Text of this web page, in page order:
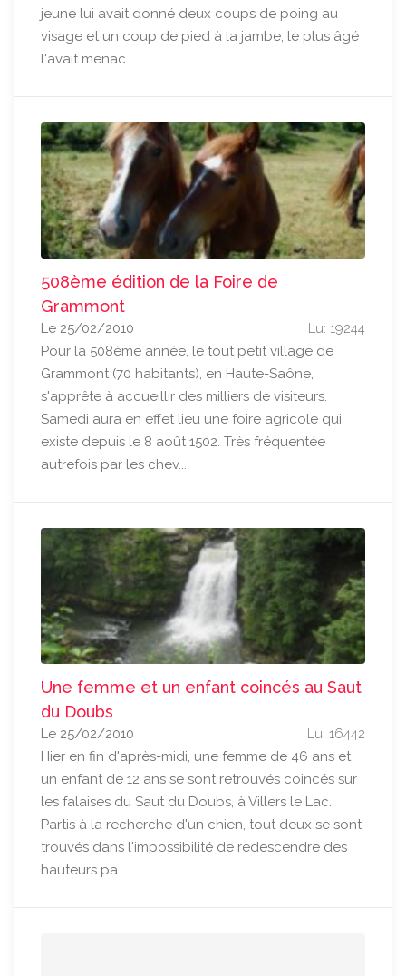
jeune lui avait donné deux coups de poing au
visage et un coup de pied à la jambe, le plus âgé
l'avait menac...
508ème édition de la Foire de
Grammont
Lu: 19244
Le 25/02/2010
Pour la 508ème année, le tout petit village de
Grammont (70 habitants), en Haute-Saône,
s'apprête à accueillir des milliers de visiteurs.
Samedi aura en effet lieu une foire agricole qui
existe depuis le 8 août 1502. Très fréquentée
autrefois par les chev...
Une femme et un enfant coincés au Saut
du Doubs
Lu: 16442
Le 25/02/2010
Hier en fin d'après-midi, une femme de 46 ans et
un enfant de 12 ans se sont retrouvés coincés sur
les falaises du Saut du Doubs, à Villers le Lac.
Partis à la recherche d'un chien, tout deux se sont
trouvés dans l'impossibilité de redescendre des
hauteurs pa...